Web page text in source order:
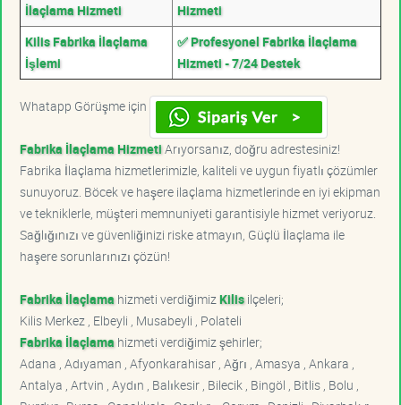
İlaçlama Hizmeti
Hizmeti
Kilis Fabrika İlaçlama
İşlemi
✅ Profesyonel Fabrika İlaçlama
Hizmeti - 7/24 Destek
Whatapp Görüşme için
Fabrika İlaçlama HizmetiArıyorsanız, doğru adrestesiniz!
Fabrika İlaçlama hizmetlerimizle, kaliteli ve uygun fiyatlı çözümler
sunuyoruz. Böcek ve haşere ilaçlama hizmetlerinde en iyi ekipman
ve tekniklerle, müşteri memnuniyeti garantisiyle hizmet veriyoruz.
Sağlığınızı ve güvenliğinizi riske atmayın, Güçlü İlaçlama ile
haşere sorunlarınızı çözün!
Fabrika İlaçlama hizmeti verdiğimiz Kilisilçeleri;
Kilis Merkez , Elbeyli , Musabeyli , Polateli
Fabrika İlaçlama hizmeti verdiğimiz şehirler;
Adana , Adıyaman , Afyonkarahisar , Ağrı , Amasya , Ankara ,
Antalya , Artvin , Aydın , Balıkesir , Bilecik , Bingöl , Bitlis , Bolu ,